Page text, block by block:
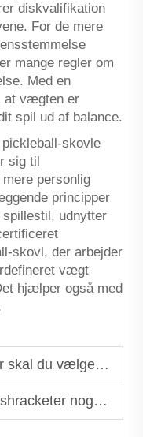
diskvalifikation
For de mere
mange regler om
Med en
at vægten er
spil ud af balance.
skovle
sig til
personlig
principper
udnytter
skovl, der arbejder
vægt
hjælper også med
tennisketsjere?
noget for dit spil?